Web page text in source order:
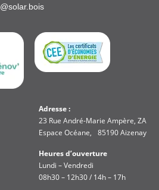
@solar.bois
Adresse :
23 Rue André-Marie Ampère, ZA
Espace Océane, 85190 Aizenay
Heures d’ouverture
Lundi – Vendredi
08h30 – 12h30 / 14h – 17h